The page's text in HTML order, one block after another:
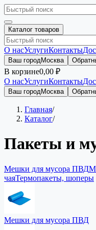
Каталог товаров
О насУслугиКонтакты
Ваш городМосква
В корзине0,00 ₽
О насУслугиКонтакты
Ваш городМосква
Главная/
Каталог/
Пакеты и
Мешки для мусора ПВД
чаяТермопакеты, шоперы
Мешки для мусора ПВД